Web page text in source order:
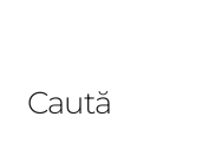
Caută